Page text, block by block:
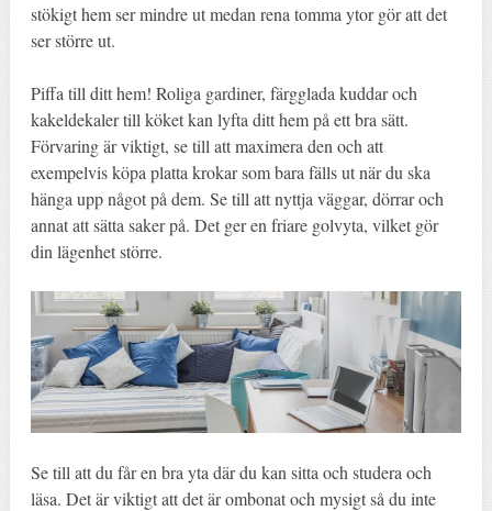
stökigt hem ser mindre ut medan rena tomma ytor gör att det
ser större ut.
Piffa till ditt hem! Roliga gardiner, färgglada kuddar och
kakeldekaler till köket kan lyfta ditt hem på ett bra sätt.
Förvaring är viktigt, se till att maximera den och att
exempelvis köpa platta krokar som bara fälls ut när du ska
hänga upp något på dem. Se till att nyttja väggar, dörrar och
annat att sätta saker på. Det ger en friare golvyta, vilket gör
din lägenhet större.
Se till att du får en bra yta där du kan sitta och studera och
läsa. Det är viktigt att det är ombonat och mysigt så du inte